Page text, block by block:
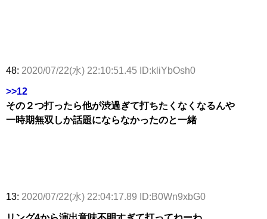
48: 2020/07/22(水) 22:10:51.45 ID:kliYbOsh0
>>12
その２つ打ったら他が渋過ぎて打ちたくなくなるんや
一時期無双しか話題にならなかったのと一緒
13: 2020/07/22(水) 22:04:17.89 ID:B0Wn9xbG0